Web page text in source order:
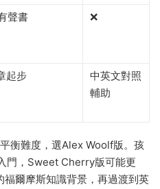
聲書 ❌
起步
中英文對照
輔助
衡難度，選Alex Woolf版。孩
門，Sweet Cherry版可能更
福爾摩斯知識背景，再過渡到英